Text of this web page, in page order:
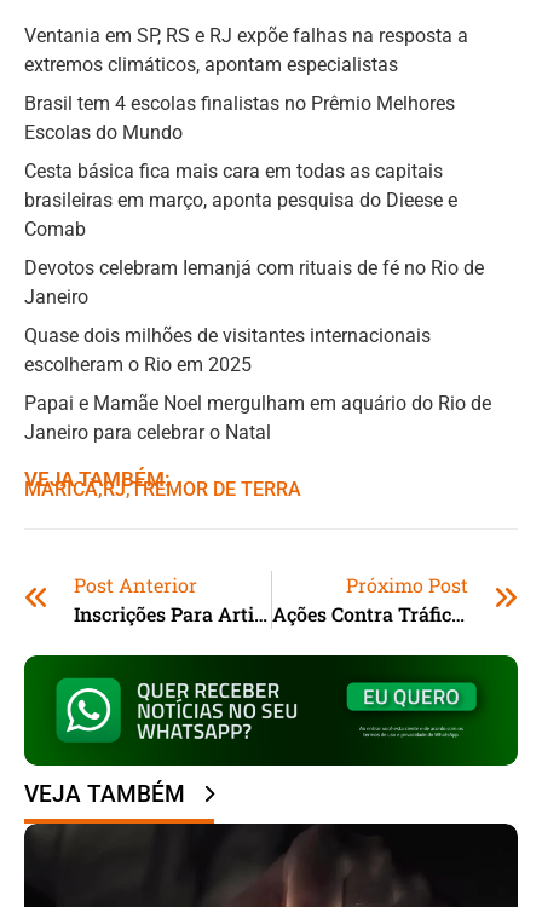
Ventania em SP, RS e RJ expõe falhas na resposta a
extremos climáticos, apontam especialistas
Brasil tem 4 escolas finalistas no Prêmio Melhores
Escolas do Mundo
Cesta básica fica mais cara em todas as capitais
brasileiras em março, aponta pesquisa do Dieese e
Comab
Devotos celebram Iemanjá com rituais de fé no Rio de
Janeiro
Quase dois milhões de visitantes internacionais
escolheram o Rio em 2025
Papai e Mamãe Noel mergulham em aquário do Rio de
Janeiro para celebrar o Natal
VEJA TAMBÉM:
MARICÁ,ㅤRJ,ㅤTREMOR DE TERRA
Post Anterior
Inscrições Para Artistas E Produtores Culturais Que Desejam Participar Do Natal De Tubarão 2026 Estão Abertas
Próximo Post
Ações Contra Tráfico Prendem Três Em Tubarão (SC); Drogas, Dinheiro E Celulares São Apreendidos
VEJA TAMBÉM